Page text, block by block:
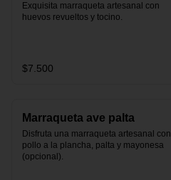
Exquisita marraqueta artesanal con
huevos revueltos y tocino.
$7.500
Marraqueta ave palta
Disfruta una marraqueta artesanal con
pollo a la plancha, palta y mayonesa
(opcional).